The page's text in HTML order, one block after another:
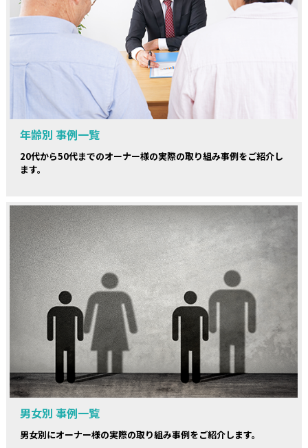
年齢別 事例一覧
20代から50代までのオーナー様の実際の取り組み事例をご紹介し
ます。
男女別 事例一覧
男女別にオーナー様の実際の取り組み事例をご紹介します。